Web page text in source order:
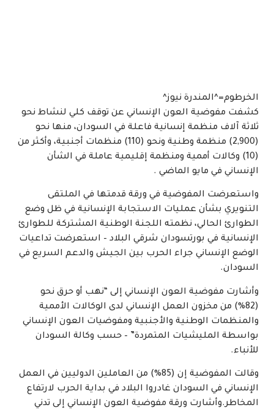
الخرطوم=^المندرة نيوز^
كشفت مفوضية العون الإنساني عن توقف كلي لنشاط نحو
ثلاثة آلاف منظمة إنسانية فاعلة في السودان، منها نحو
(2,900) منظمة وطنية ونحو (110) منظمات أجنبية، وأكثر من
(10) وكالات أممية ومنظمة إقليمية عاملة في الشأن
الإنساني في مايو الماضي .
واستعرضت المفوضية في ورقة قدمتها في الملتقى
التنويري بشأن عمليات الاستجابة الإنسانية في ظل وضع
الطوارئ الحالي، نظمته اللجنة الوطنية المشتركة للطوارئ
الإنسانية في بورتسودان شرقي البلاد – استعرضت تداعيات
الوضع الإنساني جراء الحرب بين الجيش والدعم السريع في
السودان.
وأشارت مفوضية العون الإنساني إلى “نهب أو حرق نحو
(82%) من مخزون العمل الإنساني لدى الوكالات الأممية
والمنظمات الوطنية والأجنبية ومفوضيات العون الإنساني
بواسطة المليشيات المتمردة” – حسب وكالة السودان
للأنباء.
وقالت المفوضية إن (85%) من العاملين الدوليين في العمل
الإنساني في السودان غادروا البلاد في بداية الحرب لارتفاع
المخاطر.وأشارت ورقة مفوضية العون الإنساني إلى تدني